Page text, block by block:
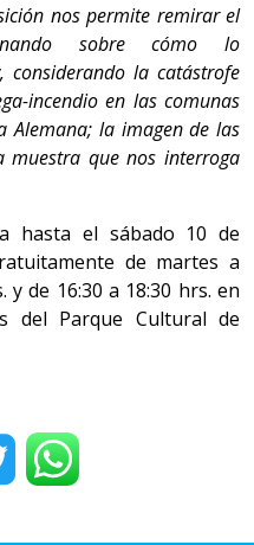
nos permite remirar el
sobre cómo lo
considerando la catástrofe
incendio en las comunas
Alemana; la imagen de las
muestra que nos interroga
hasta el sábado 10 de
de martes a
y de 16:30 a 18:30 hrs. en
del Parque Cultural de